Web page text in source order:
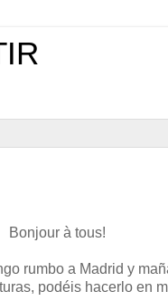
Bonjour à tous!
rumbo a Madrid y
podéis hacerlo en